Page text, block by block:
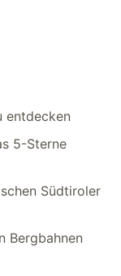
entdecken
5-Sterne
Südtiroler
Bergbahnen